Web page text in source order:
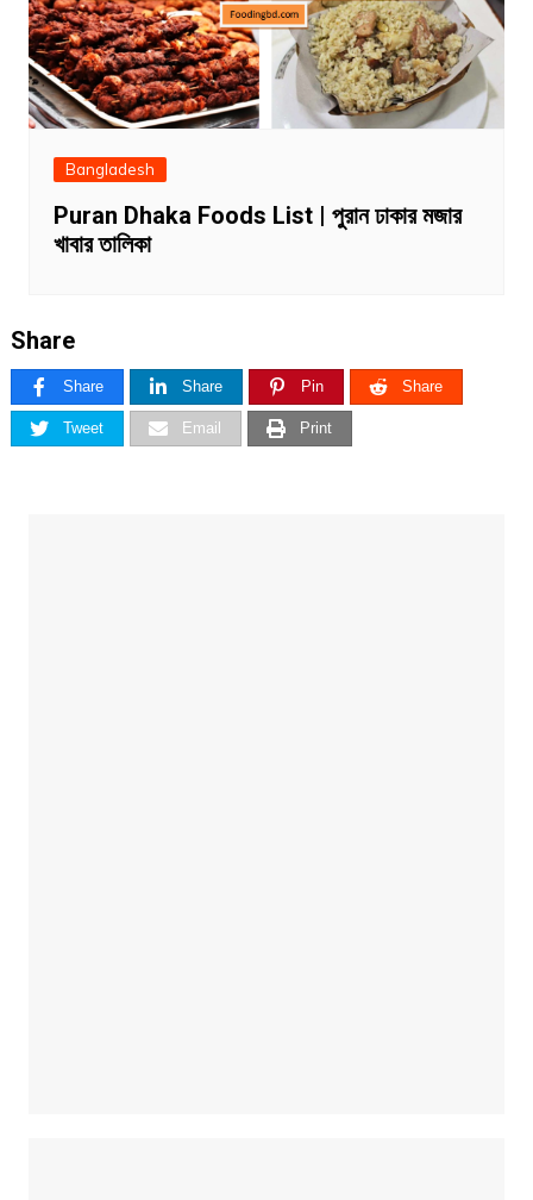
Bangladesh
Puran Dhaka Foods List | পুরান ঢাকার মজার
খাবার তালিকা
Share
Share Share Pin Share
Tweet Email Print